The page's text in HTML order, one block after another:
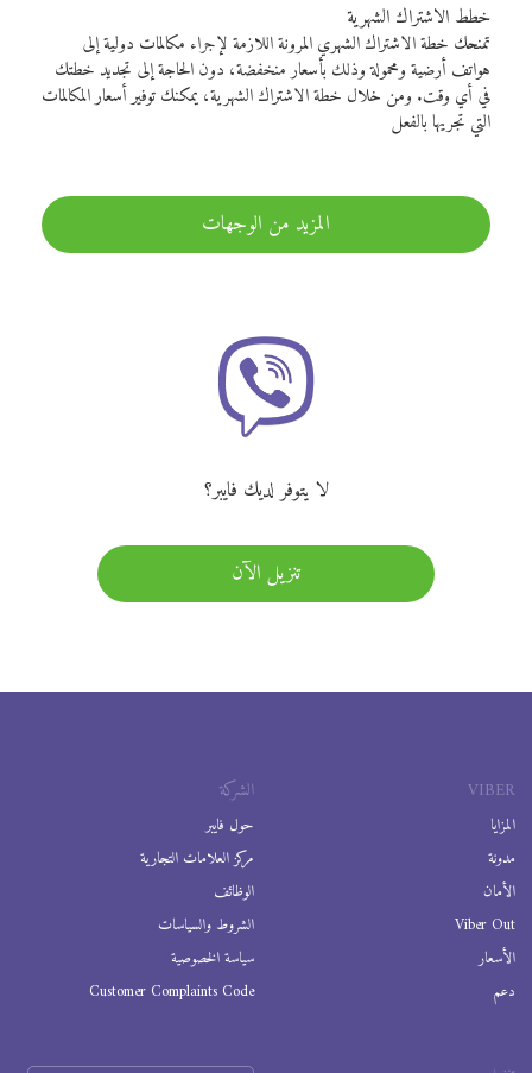
خطط الاشتراك الشهرية
تمنحك خطة الاشتراك الشهري المرونة اللازمة لإجراء مكالمات دولية إلى
هواتف أرضية ومحمولة وذلك بأسعار منخفضة، دون الحاجة إلى تجديد خطتك
في أي وقت. ومن خلال خطة الاشتراك الشهرية، يمكنك توفير أسعار المكالمات
التي تجريها بالفعل
المزيد من الوجهات
لا يتوفر لديك فايبر؟
تنزيل الآن
VIBER
المزايا
مدونة
الأمان
Viber Out
الأسعار
دعم
الشركة
حول فايبر
مركز العلامات التجارية
الوظائف
الشروط والسياسات
سياسة الخصوصية
Customer Complaints Code